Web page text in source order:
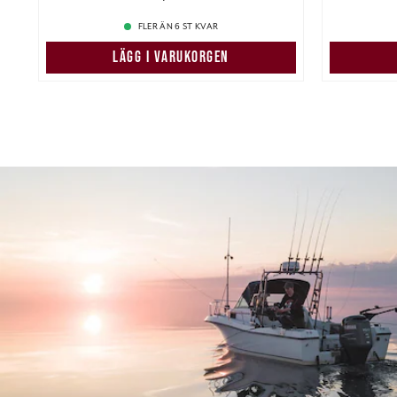
FLER ÄN 6 ST KVAR
LÄGG I VARUKORGEN